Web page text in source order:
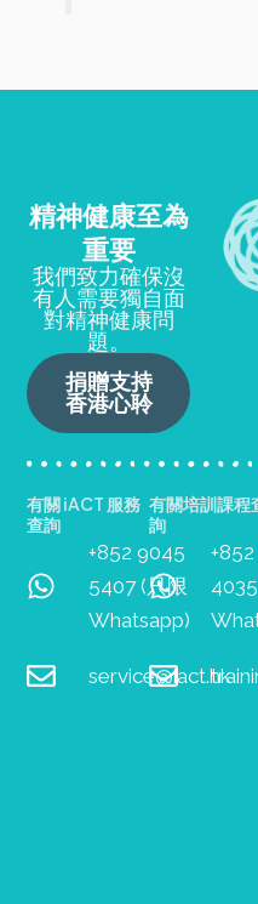
精神健康至為
重要
我們致力確保沒
有人需要獨自面
對精神健康問
題。
捐贈支持
香港心聆
有關 iACT 服務
查詢
+852 9045
5407 (只限
Whatsapp)
service@iact.hk
有關培訓課程
詢